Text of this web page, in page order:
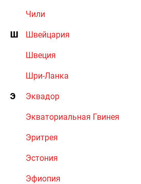
Чили
Ш Швейцария
Швеция
Шри-Ланка
Э Эквадор
Экваториальная Гвинея
Эритрея
Эстония
Эфиопия